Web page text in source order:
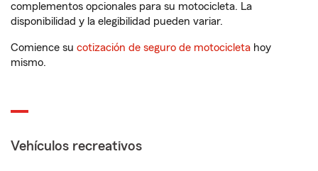
complementos opcionales para su motocicleta. La
disponibilidad y la elegibilidad pueden variar.
Comience su cotización de seguro de motocicleta hoy
mismo.
Vehículos recreativos